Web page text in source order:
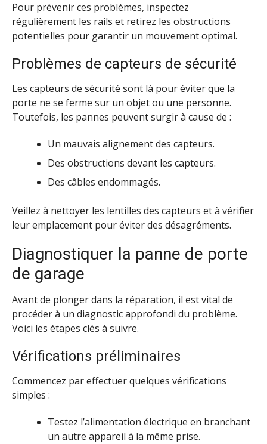
Pour prévenir ces problèmes, inspectez
régulièrement les rails et retirez les obstructions
potentielles pour garantir un mouvement optimal.
Problèmes de capteurs de sécurité
Les capteurs de sécurité sont là pour éviter que la
porte ne se ferme sur un objet ou une personne.
Toutefois, les pannes peuvent surgir à cause de :
Un mauvais alignement des capteurs.
Des obstructions devant les capteurs.
Des câbles endommagés.
Veillez à nettoyer les lentilles des capteurs et à vérifier
leur emplacement pour éviter des désagréments.
Diagnostiquer la panne de porte
de garage
Avant de plonger dans la réparation, il est vital de
procéder à un diagnostic approfondi du problème.
Voici les étapes clés à suivre.
Vérifications préliminaires
Commencez par effectuer quelques vérifications
simples :
Testez l’alimentation électrique en branchant
un autre appareil à la même prise.